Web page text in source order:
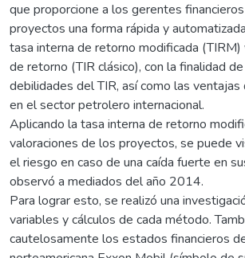
que proporcione a los gerentes
proyectos una forma rápida y
tasa interna de retorno modificada (TIRM)
de retorno (TIR clásico), con la finalidad
debilidades del TIR, así como las ventajas
en el sector petrolero internacional.
Aplicando la tasa interna de retorno
valoraciones de los proyectos, se puede
el riesgo en caso de una caída fuerte en
observó a mediados del año 2014.
Para lograr esto, se realizó una
variables y cálculos de cada método.
cautelosamente los estados financieros